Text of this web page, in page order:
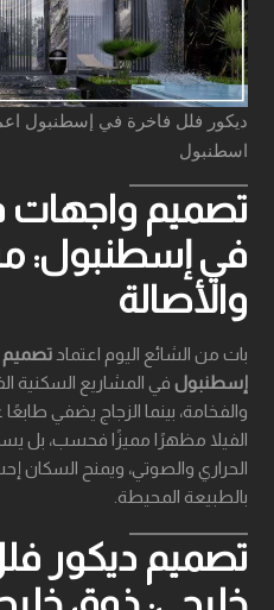
ديكور فلل فاخرة في إسطنبول
اسطنبول
تصميم واجهات
في إسطنبول:
والأصالة
بات من الشائع اليوم اعتماد تصميم
إسطنبول في المشاريع السكنية
والفخامة، بينما الزجاج يضفي
الفيلا مظهرًا مميزًا فحسب، بل
الحراري والصوتي، ويمنح السكان
بالطبيعة المحيطة.
تصميم ديكور